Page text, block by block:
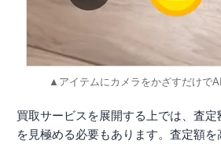
▲アイテムにカメラをかざすだけで
買取サービスを展開する上では、査
を見極める必要もあります。査定額